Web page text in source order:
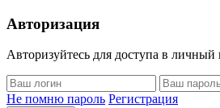
Авторизация
Авторизуйтесь для доступа в личный
Не помню пароль Регистрация